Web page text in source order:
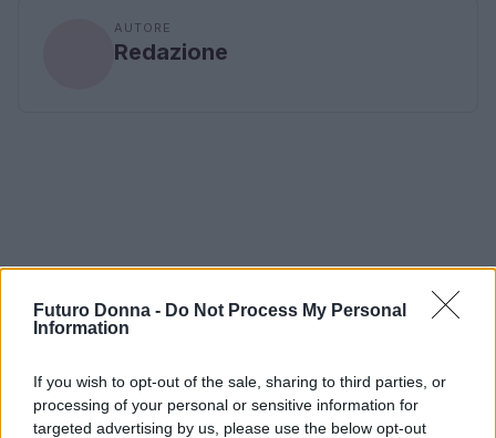
Futuro Donna - Do Not Process My Personal
Information
If you wish to opt-out of the sale, sharing to third parties, or
processing of your personal or sensitive information for
targeted advertising by us, please use the below opt-out
AUTORE
Redazione